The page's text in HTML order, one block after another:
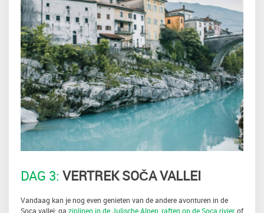
DAG 3: VERTREK SOČA VALLEI
Vandaag kan je nog even genieten van de andere avonturen in de
Soca vallei: ga ziplinen in de Julische Alpen raften op de Soca rivier, of